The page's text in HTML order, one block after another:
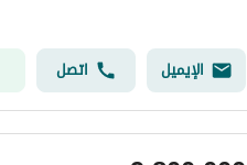
الإيميل اتصل